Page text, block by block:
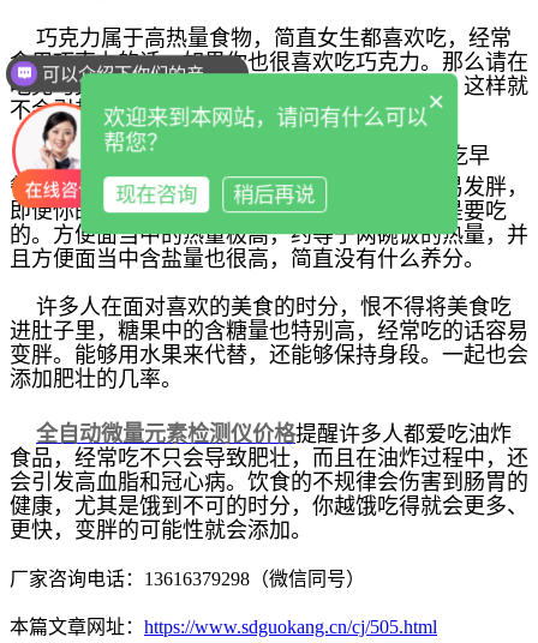
巧克力属于高热量食物，简直女生都喜欢吃，经常
食用巧克力的话。如果你也很喜欢吃巧克力。那么请在
吃完巧克力之后适当运动，来保持能量的平衡，这样就
不会引起发胖。
不吃早餐对身体的健康会有影响，长时间不吃早
餐，全自动微量元素检测仪价格身体也会更容易发胖，
即便你的午饭跟晚餐吃得不多。所以，早餐仍是要吃
的。 方便面当中的热量极高，约等于两碗饭的热量，并
且方便面当中含盐量也很高，简直没有什么养分。
许多人在面对喜欢的美食的时分，恨不得将美食吃
进肚子里，糖果中的含糖量也特别高，经常吃的话容易
变胖。能够用水果来代替，还能够保持身段。一起也会
添加肥壮的几率。
全自动微量元素检测仪价格提醒许多人都爱吃油炸
食品，经常吃不只会导致肥壮，而且在油炸过程中，还
会引发高血脂和冠心病。 饮食的不规律会伤害到肠胃的
健康，尤其是饿到不可的时分，你越饿吃得就会更多、
更快，变胖的可能性就会添加。
厂家咨询电话：13616379298（微信同号）
本篇文章网址： https://www.sdguokang.cn/cj/505.html
你们是怎么收费的呢
×
欢迎来到本网站，请问有什么可以
帮您？
现在咨询 稍后再说